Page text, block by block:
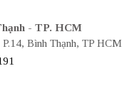
- TP. HCM
Bình Thạnh, TP HCM